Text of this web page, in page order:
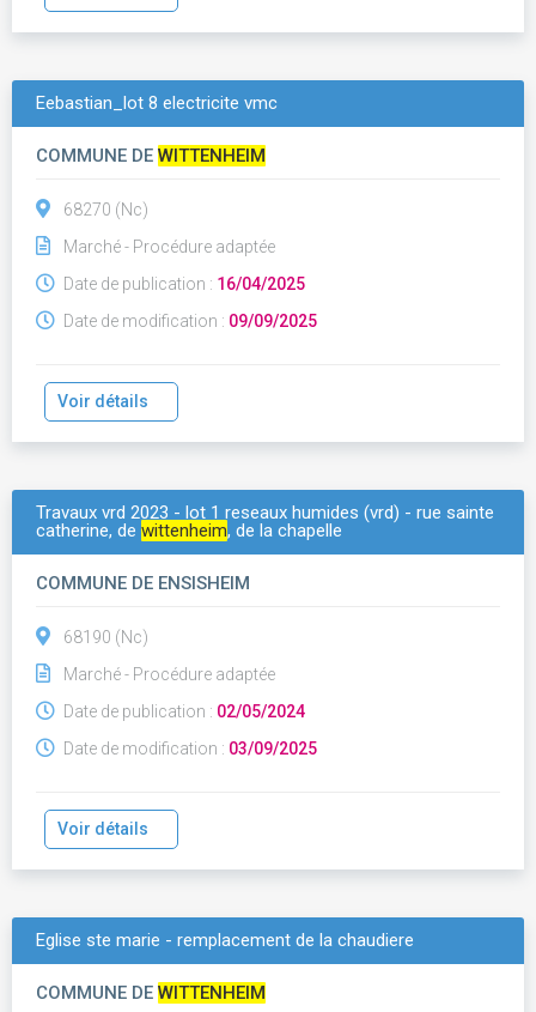
Eebastian_lot 8 electricite vmc
COMMUNE DE WITTENHEIM
68270 (Nc)
Marché - Procédure adaptée
Date de publication : 16/04/2025
Date de modification : 09/09/2025
Voir détails
Travaux vrd 2023 - lot 1 reseaux humides (vrd) - rue sainte
catherine, de wittenheim, de la chapelle
COMMUNE DE ENSISHEIM
68190 (Nc)
Marché - Procédure adaptée
Date de publication : 02/05/2024
Date de modification : 03/09/2025
Voir détails
Eglise ste marie - remplacement de la chaudiere
COMMUNE DE WITTENHEIM